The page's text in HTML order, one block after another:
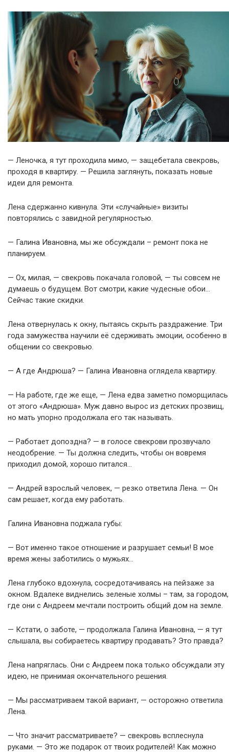
— Леночка, я тут проходила мимо, — защебетала свекровь,
проходя в квартиру. — Решила заглянуть, показать новые
идеи для ремонта.
Лена сдержанно кивнула. Эти «случайные» визиты
повторялись с завидной регулярностью.
— Галина Ивановна, мы же обсуждали – ремонт пока не
планируем.
— Ох, милая, — свекровь покачала головой, — ты совсем не
думаешь о будущем. Вот смотри, какие чудесные обои…
Сейчас такие скидки.
Лена отвернулась к окну, пытаясь скрыть раздражение. Три
года замужества научили её сдерживать эмоции, особенно в
общении со свекровью.
— А где Андрюша? — Галина Ивановна оглядела квартиру.
— На работе, где же еще, — Лена едва заметно поморщилась
от этого «Андрюша». Муж давно вырос из детских прозвищ,
но мать упорно продолжала его так называть.
— Работает допоздна? — в голосе свекрови прозвучало
неодобрение. — Ты должна следить, чтобы он вовремя
приходил домой, хорошо питался…
— Андрей взрослый человек, — резко ответила Лена. — Он
сам решает, когда ему работать.
Галина Ивановна поджала губы:
— Вот именно такое отношение и разрушает семьи! В мое
время жены заботились о мужьях…
Лена глубоко вдохнула, сосредотачиваясь на пейзаже за
окном. Вдалеке виднелись зеленые холмы – там, за городом,
где они с Андреем мечтали построить общий дом на земле.
— Кстати, о заботе, — продолжала Галина Ивановна, — я тут
слышала, вы собираетесь квартиру продавать? Это правда?
Лена напряглась. Они с Андреем пока только обсуждали эту
идею, не принимая окончательного решения.
— Мы рассматриваем такой вариант, — осторожно ответила
Лена.
— Что значит рассматриваете? — свекровь всплеснула
руками. — Это же подарок от твоих родителей! Как можно